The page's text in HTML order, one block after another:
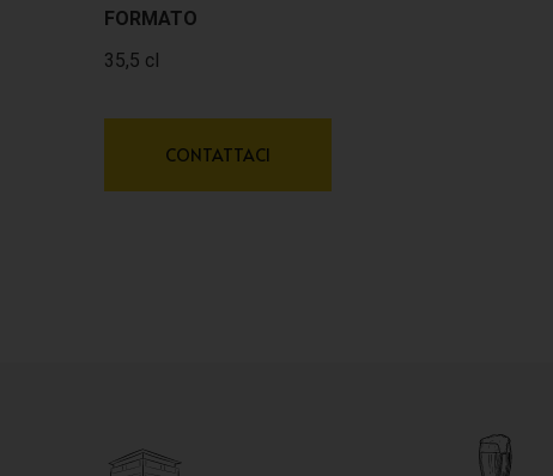
FORMATO
35,5 cl
CONTATTACI